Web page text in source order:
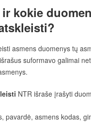
kokie
asmens duomenys tų
suformavo galimai
NTR išraše įrašyti
pavardė, asmens kodas,